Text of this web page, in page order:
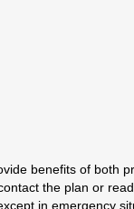
benefits of both
the plan or
in emergency